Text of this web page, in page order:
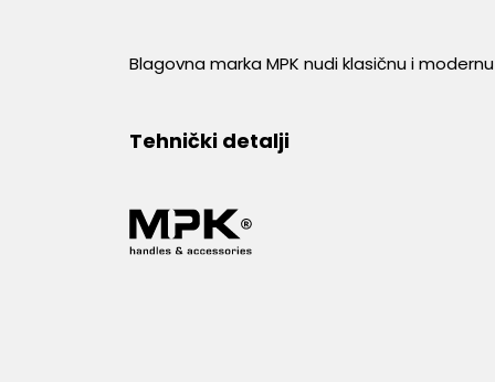
Blagovna marka MPK nudi klasičnu i
Tehnički detalji